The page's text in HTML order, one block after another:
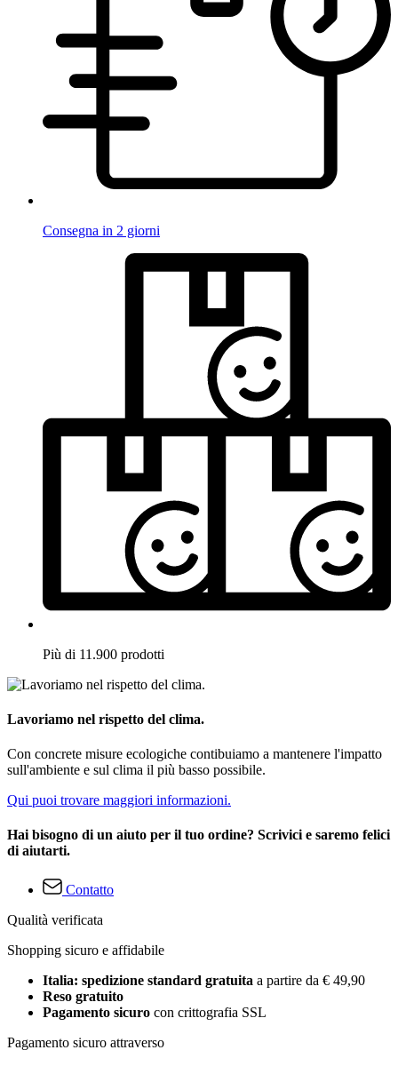
Consegna in 2 giorni
Più di 11.900 prodotti
Lavoriamo nel rispetto del clima.
Con concrete misure ecologiche contibuiamo a mantenere l'impatto
sull'ambiente e sul clima il più basso possibile.
Qui puoi trovare maggiori informazioni.
Hai bisogno di un aiuto per il tuo ordine? Scrivici e saremo felici
di aiutarti.
Contatto
Qualità verificata
Shopping sicuro e affidabile
Italia: spedizione standard gratuita a partire da € 49,90
Reso gratuito
Pagamento sicuro con crittografia SSL
Pagamento sicuro attraverso